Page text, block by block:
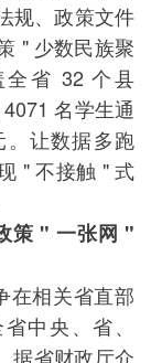
规、政策文件
" 少数民族聚
省 32 个县
名学生通
让数据多跑
" 不接触 " 式
策 " 一张网 "
相关省直部
中央、省、
据省财政厅介